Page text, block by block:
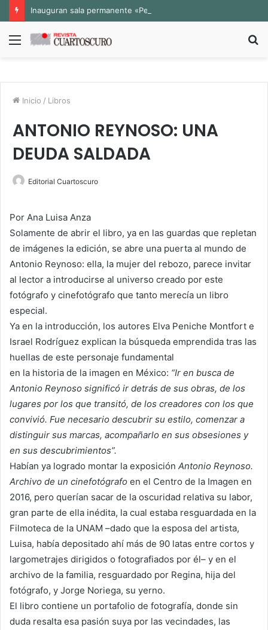
Menú
Inicio / Libros
ANTONIO REYNOSO: UNA
DEUDA SALDADA
Editorial Cuartoscuro
Por Ana Luisa Anza
Solamente de abrir el libro, ya en las guardas que repletan
de imágenes la edición, se abre una puerta al mundo de
Antonio Reynoso: ella, la mujer del rebozo, parece invitar
al lector a introducirse al universo creado por este
fotógrafo y cinefotógrafo que tanto merecía un libro
especial.
Ya en la introducción, los autores Elva Peniche Montfort e
Israel Rodríguez explican la búsqueda emprendida tras las
huellas de este personaje fundamental
en la historia de la imagen en México: “Ir en busca de
Antonio Reynoso significó ir detrás de sus obras, de los
lugares por los que transitó, de los creadores con los que
convivió. Fue necesario descubrir su estilo, comenzar a
distinguir sus marcas, acompañarlo en sus obsesiones y
en sus descubrimientos”.
Habían ya logrado montar la exposición Antonio Reynoso.
Archivo de un cinefotógrafo en el Centro de la Imagen en
2016, pero querían sacar de la oscuridad relativa su labor,
gran parte de ella inédita, la cual estaba resguardada en la
Filmoteca de la UNAM –dado que la esposa del artista,
Luisa, había depositado ahí más de 90 latas entre cortos y
largometrajes dirigidos o fotografiados por él– y en el
archivo de la familia, resguardado por Regina, hija del
fotógrafo, y Jorge Noriega, su yerno.
El libro contiene un portafolio de fotografía, donde sin
duda resalta esa pasión suya por las vecindades, las